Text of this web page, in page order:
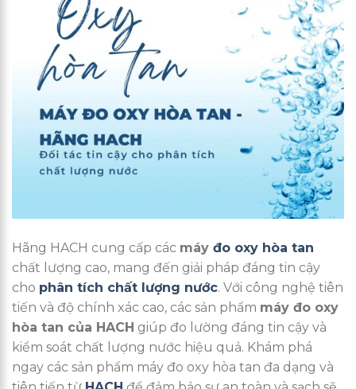
Hãng HACH cung cấp các máy đo oxy hòa tan
chất lượng cao, mang đến giải pháp đáng tin cậy
cho phân tích chất lượng nước. Với công nghệ tiên
tiến và độ chính xác cao, các sản phẩm máy đo oxy
hòa tan của HACH giúp đo lường đáng tin cậy và
kiểm soát chất lượng nước hiệu quả. Khám phá
ngay các sản phẩm máy đo oxy hòa tan đa dạng và